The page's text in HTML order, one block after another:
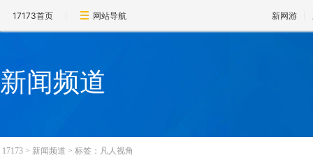
17173首页 网站导航 新网游
新闻频道
17173 > 新闻频道 > 标签：凡人视角